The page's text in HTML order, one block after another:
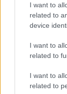
I want to
related to
device
I want to
related to
I want to
related to
mejores
solo de una
su totalidad.
prehistoria.